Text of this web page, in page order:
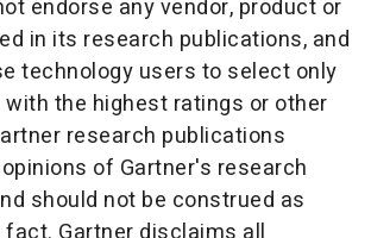
endorse any vendor, product or
in its research publications, and
technology users to select only
the highest ratings or other
research publications
of Gartner's research
should not be construed as